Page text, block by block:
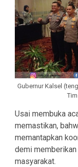
Gubernur Kalsel
Usai membuka
memastikan,
memantapkan
demi
masyarakat.